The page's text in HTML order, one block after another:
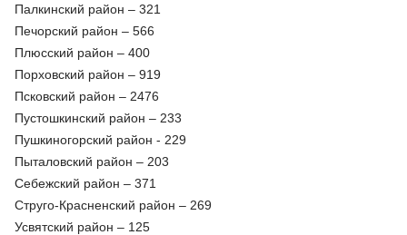
Палкинский район – 321
Печорский район – 566
Плюсский район – 400
Порховский район – 919
Псковский район – 2476
Пустошкинский район – 233
Пушкиногорский район - 229
Пыталовский район – 203
Себежский район – 371
Струго-Красненский район – 269
Усвятский район – 125